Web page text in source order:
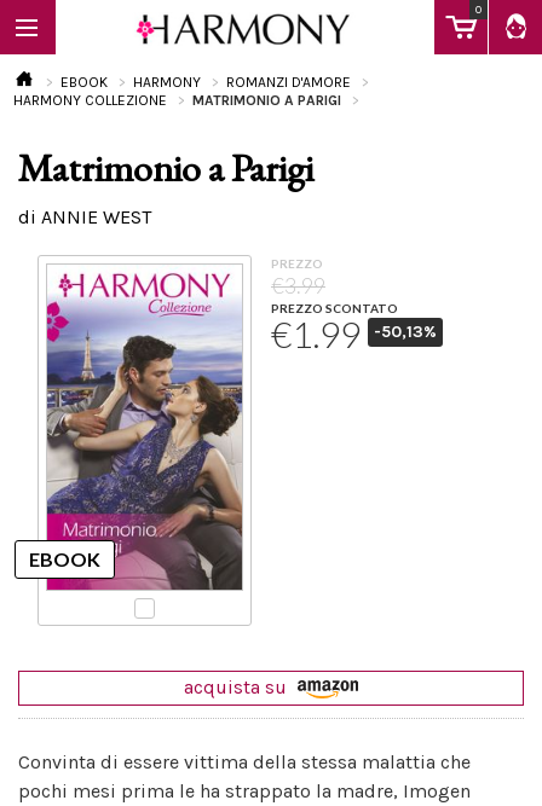
0
EBOOK
Calendario
EBOOK HARMONY
ROMANZI D'AMORE
HARMONY COLLEZIONE
MATRIMONIO A PARIGI
Matrimonio a Parigi
di ANNIE WEST
PREZZO
€3.99
PREZZO SCONTATO
€1.99 -50,13%
acquista su
Convinta di essere vittima della stessa malattia che
pochi mesi prima le ha strappato la madre, Imogen